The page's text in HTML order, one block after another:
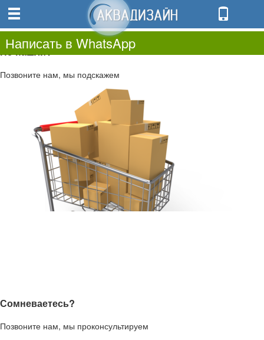
0.00
0
Не нашли?
Позвоните нам, мы подскажем
Сомневаетесь?
Позвоните нам, мы проконсультируем
Написать в WhatsApp